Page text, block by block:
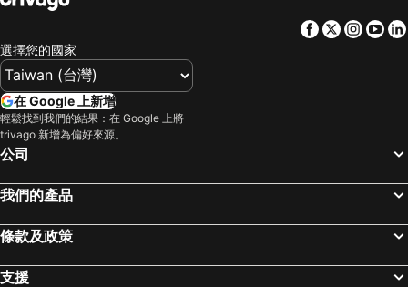
Sanjo, 中部及北陸 飯店
Kijimadaira, 中部及北陸 飯店
名古屋, 中部及北陸 飯店
松本市, 中部及北陸 飯店
靜岡縣, 中部及北陸 飯店
岐阜, 中部及北陸 飯店
大阪, 近畿 飯店
札幌, 北海道 飯店
仙台, 東北 飯店
Facebook
Twitter
選擇您的國家
在 Google 上新增
輕鬆找到我們的結果：在 Google 上將
trivago 新增為偏好來源。
公司
我們的產品
條款及政策
支援